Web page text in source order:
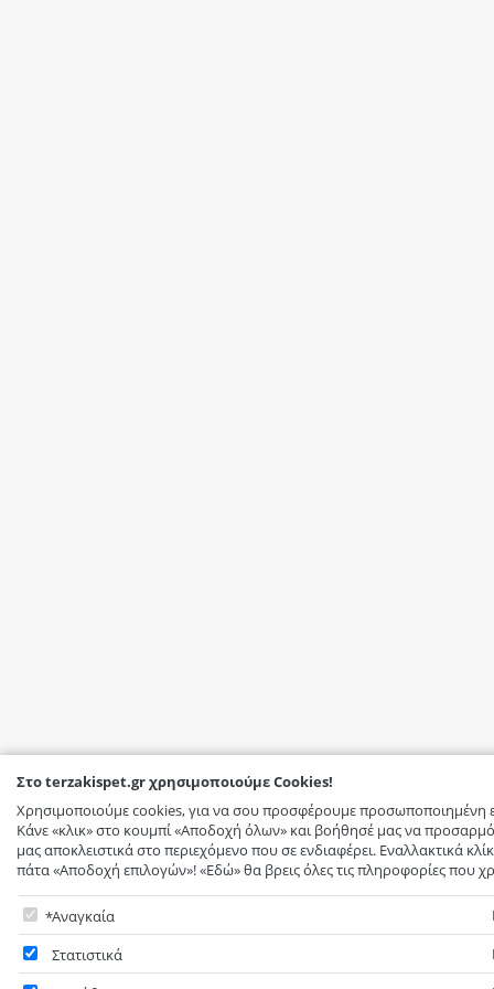
Στο terzakispet.gr χρησιμοποιούμε Cookies!
Χρησιμοποιούμε cookies, για να σου προσφέρουμε προσωποποιημένη
Κάνε «κλικ» στο κουμπί «Αποδοχή όλων» και βοήθησέ μας να
μας αποκλειστικά στο περιεχόμενο που σε ενδιαφέρει. Εναλλακτικά
πάτα «Αποδοχή επιλογών»! «Εδώ» θα βρεις όλες τις πληροφορίες που
Στο terzakispet.gr χρησιμοποιούμε Cookies!
Αναγκαία
Υποχρεωτικά - δεν μπορείτε να μην επιλέξετε. Τα απαραίτητα cookies
εκτέλεση βασικών λειτουργιών του site, όπως την προσθήκη
ηλεκτρονική πληρωμή και την αποθήκευση προϊόντων στη wish-list.
Στατιστικά
Τα στατιστικά cookies ή analytics cookies είναι υποσύνολο των cookies